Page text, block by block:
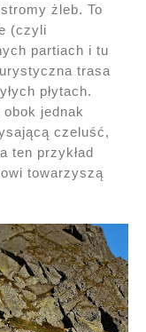
żleb. To
(czyli
partiach i tu
trasa
płytach.
jednak
czeluść,
ten przykład
towarzyszą